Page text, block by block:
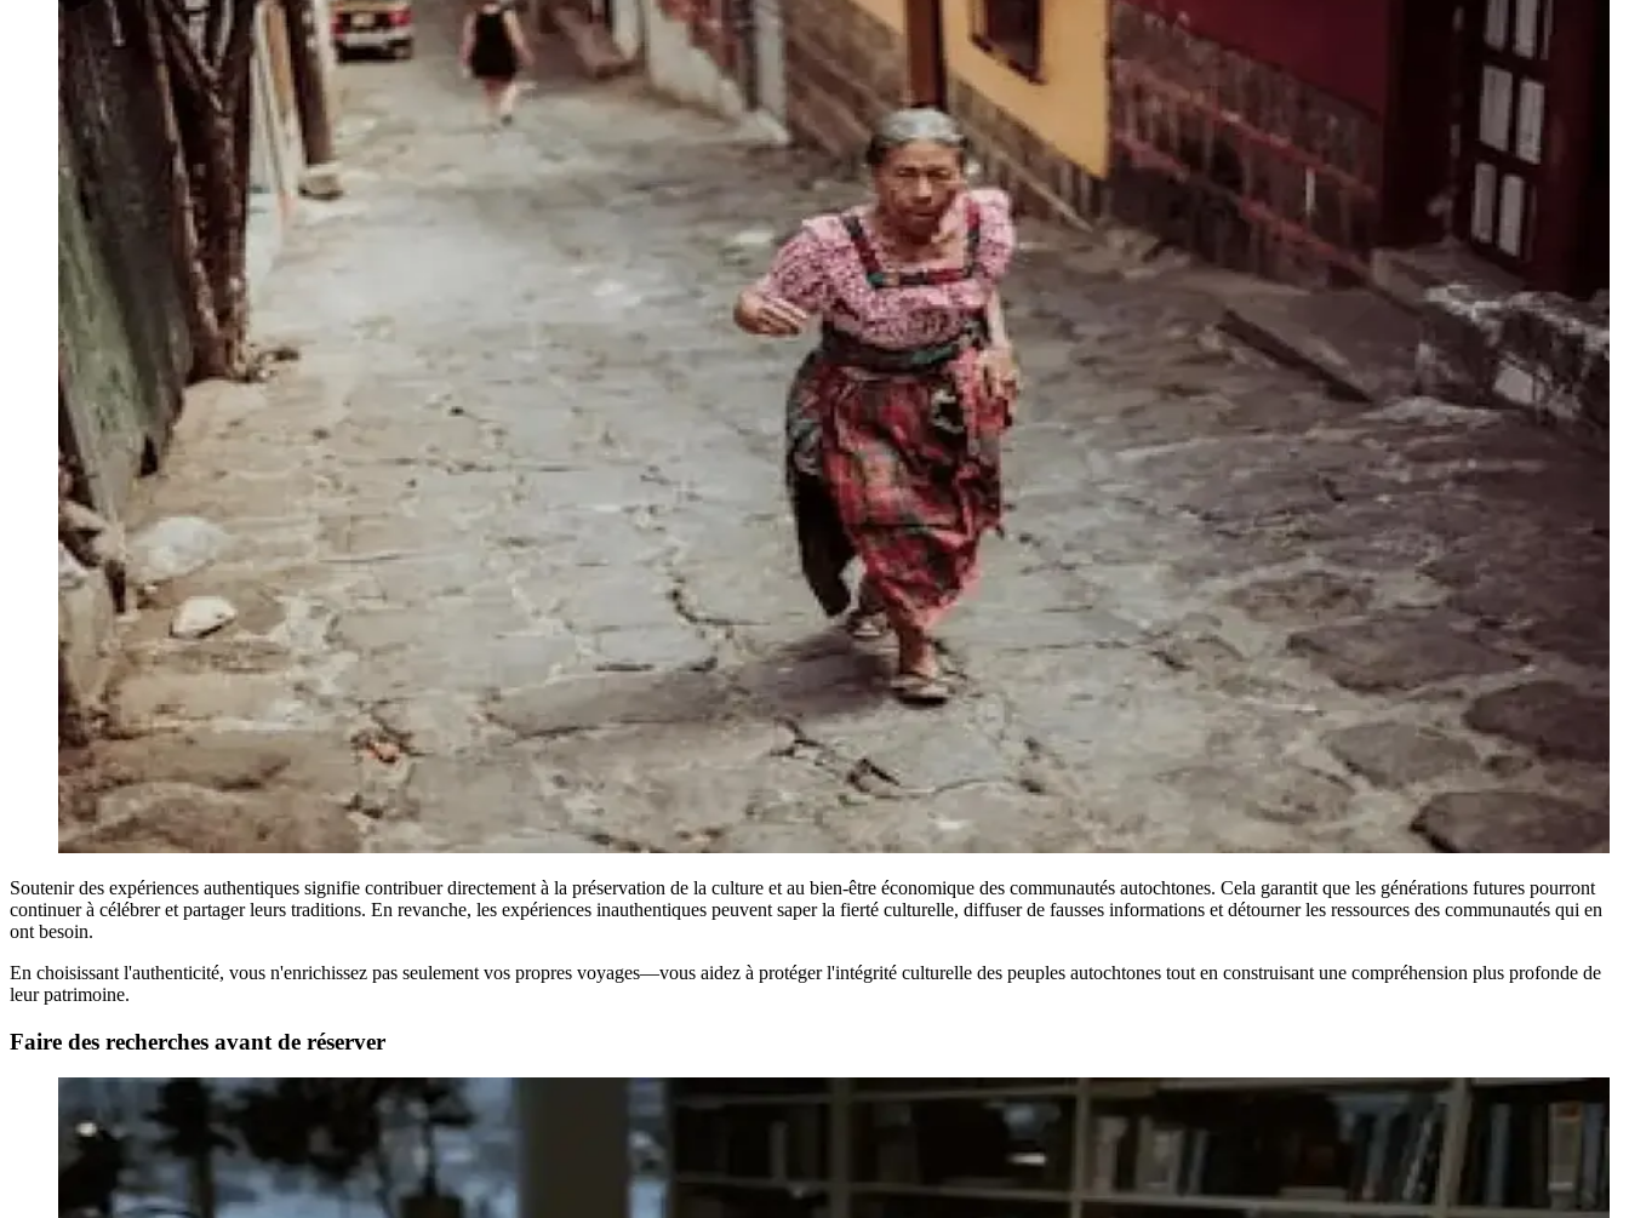
Soutenir des expériences authentiques signifie contribuer directement à la préservation de la culture et au bien-être économique des communautés autochtones. Cela garantit que les générations futures pourront
continuer à célébrer et partager leurs traditions. En revanche, les expériences inauthentiques peuvent saper la fierté culturelle, diffuser de fausses informations et détourner les ressources des communautés qui en
ont besoin.
En choisissant l'authenticité, vous n'enrichissez pas seulement vos propres voyages—vous aidez à protéger l'intégrité culturelle des peuples autochtones tout en construisant une compréhension plus profonde de
leur patrimoine.
Faire des recherches avant de réserver